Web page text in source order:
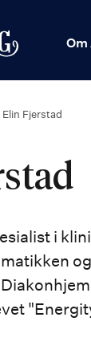
Elin Fjerstad
i